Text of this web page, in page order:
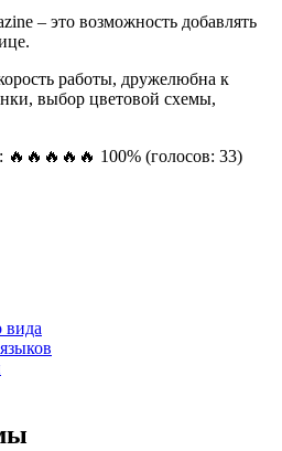
– это возможность добавлять
работы, дружелюбна к
выбор цветовой схемы,
🔥🔥🔥🔥🔥 100% (голосов: 33)
вида